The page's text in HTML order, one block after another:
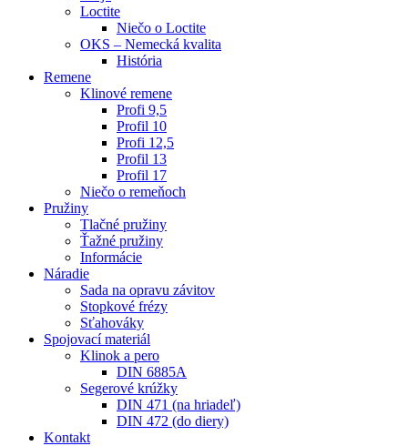
Loctite
Niečo o Loctite
OKS – Nemecká kvalita
História
Remene
Klinové remene
Profi 9,5
Profil 10
Profi 12,5
Profil 13
Profil 17
Niečo o remeňoch
Pružiny
Tlačné pružiny
Ťažné pružiny
Informácie
Náradie
Sada na opravu závitov
Stopkové frézy
Sťahováky
Spojovací materiál
Klinok a pero
DIN 6885A
Segerové krúžky
DIN 471 (na hriadeľ)
DIN 472 (do diery)
Kontakt